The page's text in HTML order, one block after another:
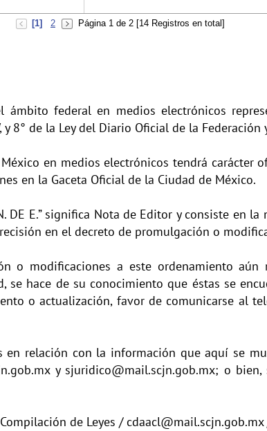
[1] 2 Página 1 de 2 [14 Registros en total]
federal en medios electrónicos
8° de la Ley del Diario Oficial de la Federación
en medios electrónicos tendrá carácter
en la Gaceta Oficial de la Ciudad de México.
DE E.” significa Nota de Editor y consiste en
en el decreto de promulgación o
o modificaciones a este ordenamiento
hace de su conocimiento que éstas se
o actualización, favor de comunicarse al
relación con la información que aquí se
ysjuridico@mail.scjn.gob.mx; o bien,
de Leyes /